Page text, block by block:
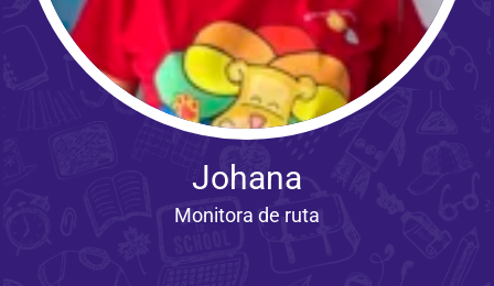
Johana
Monitora de ruta